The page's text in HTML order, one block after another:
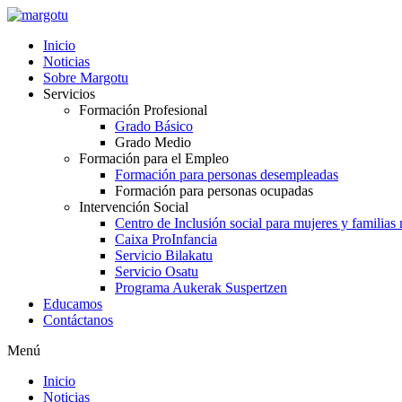
Ir
contenido
Inicio
Noticias
Sobre Margotu
Servicios
Formación Profesional
Grado Básico
Grado Medio
Formación para el Empleo
Formación para personas desempleadas
Formación para personas ocupadas
Intervención Social
Centro de Inclusión social para mujeres y familias
Caixa ProInfancia
Servicio Bilakatu
Servicio Osatu
Programa Aukerak Suspertzen
Educamos
Contáctanos
Menú
Inicio
Noticias